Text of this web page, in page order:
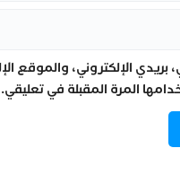
الإلكتروني، والموقع
المرة المقبلة في تعليقي.